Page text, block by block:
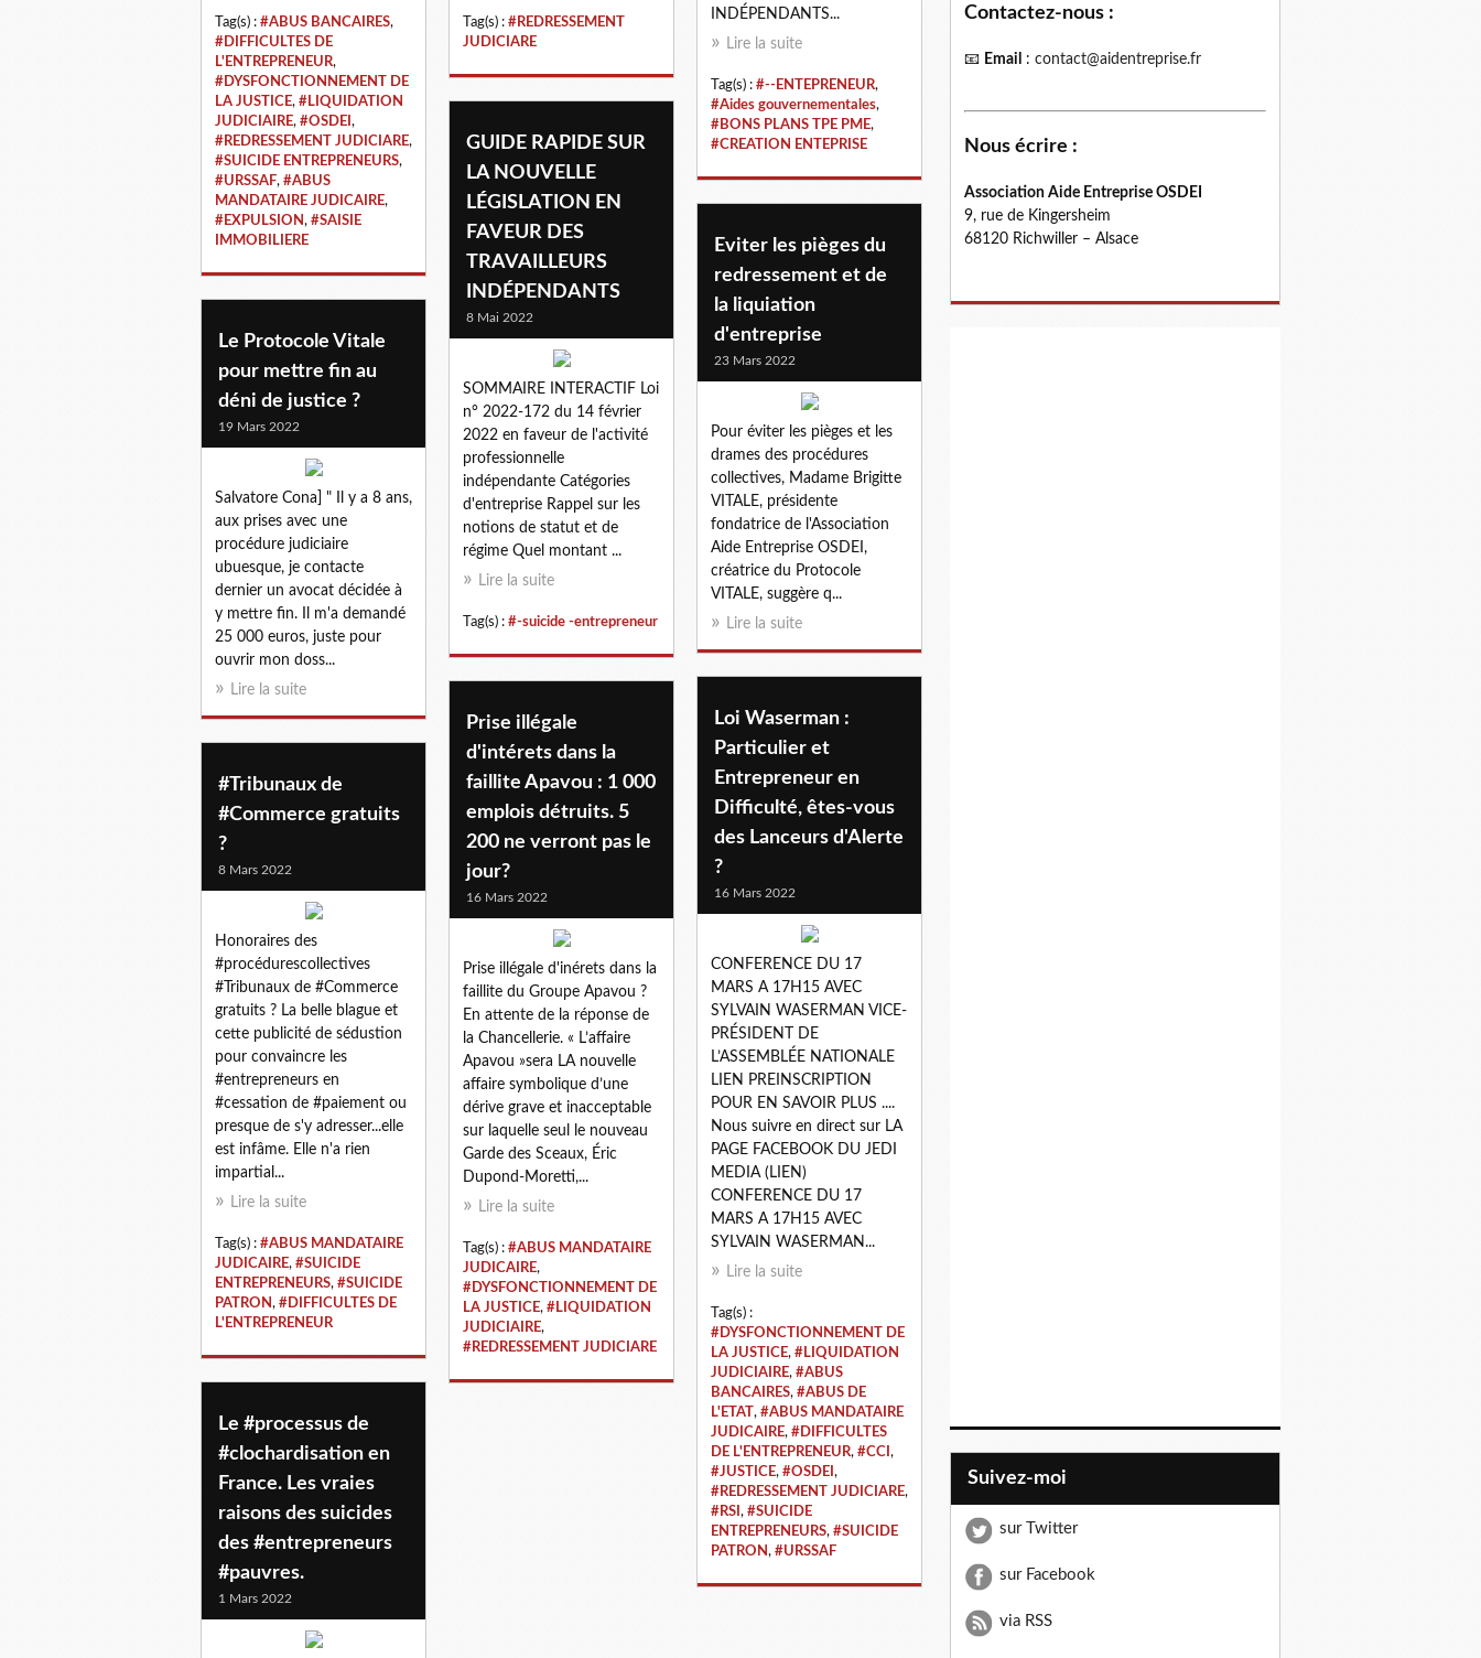
Tag(s) : #ABUS BANCAIRES,
#DIFFICULTES DE
L'ENTREPRENEUR,
#DYSFONCTIONNEMENT DE
LA JUSTICE, #LIQUIDATION
JUDICIAIRE, #OSDEI ,
#REDRESSEMENT JUDICIARE,
#SUICIDE ENTREPRENEURS,
#URSSAF, #ABUS
MANDATAIRE JUDICAIRE,
#EXPULSION, #SAISIE
IMMOBILIERE
Tag(s) : #REDRESSEMENT
JUDICIARE
INDÉPENDANTS...
Lire la suite
Tag(s) : #--ENTEPRENEUR,
#Aides gouvernementales,
#BONS PLANS TPE PME,
#CREATION ENTEPRISE
GUIDE RAPIDE SUR
LA NOUVELLE
LÉGISLATION EN
FAVEUR DES
TRAVAILLEURS
INDÉPENDANTS
8 Mai 2022
SOMMAIRE INTERACTIF Loi
n° 2022-172 du 14 février
2022 en faveur de l'activité
professionnelle
indépendante Catégories
d'entreprise Rappel sur les
notions de statut et de
régime Quel montant ...
Lire la suite
Tag(s) : #-suicide -entrepreneur
Eviter les pièges du
redressement et de
la liquiation
d'entreprise
23 Mars 2022
Pour éviter les pièges et les
drames des procédures
collectives, Madame Brigitte
VITALE, présidente
fondatrice de l'Association
Aide Entreprise OSDEI,
créatrice du Protocole
VITALE, suggère q...
Lire la suite
Le Protocole Vitale
pour mettre fin au
déni de justice ?
19 Mars 2022
Salvatore Cona] " Il y a 8 ans,
aux prises avec une
procédure judiciaire
ubuesque, je contacte
dernier un avocat décidée à
y mettre fin. Il m'a demandé
25 000 euros, juste pour
ouvrir mon doss...
Lire la suite
Loi Waserman :
Particulier et
Entrepreneur en
Difficulté, êtes-vous
des Lanceurs d'Alerte
?
16 Mars 2022
CONFERENCE DU 17
MARS A 17H15 AVEC
SYLVAIN WASERMAN VICE-
PRÉSIDENT DE
L’ASSEMBLÉE NATIONALE
LIEN PREINSCRIPTION
POUR EN SAVOIR PLUS ....
Nous suivre en direct sur LA
PAGE FACEBOOK DU JEDI
MEDIA (LIEN)
CONFERENCE DU 17
MARS A 17H15 AVEC
SYLVAIN WASERMAN...
Lire la suite
Tag(s) :
#DYSFONCTIONNEMENT DE
LA JUSTICE, #LIQUIDATION
JUDICIAIRE, #ABUS
BANCAIRES, #ABUS DE
L'ETAT, #ABUS MANDATAIRE
JUDICAIRE, #DIFFICULTES
DE L'ENTREPRENEUR, #CCI ,
#JUSTICE, #OSDEI ,
#REDRESSEMENT JUDICIARE,
#RSI , #SUICIDE
ENTREPRENEURS, #SUICIDE
PATRON, #URSSAF
Prise illégale
d'intérets dans la
faillite Apavou : 1 000
emplois détruits. 5
200 ne verront pas le
jour?
16 Mars 2022
Prise illégale d'inérets dans la
faillite du Groupe Apavou ?
En attente de la réponse de
la Chancellerie. « L’affaire
Apavou »sera LA nouvelle
affaire symbolique d’une
dérive grave et inacceptable
sur laquelle seul le nouveau
Garde des Sceaux, Éric
Dupond-Moretti,...
Lire la suite
Tag(s) : #ABUS MANDATAIRE
JUDICAIRE,
#DYSFONCTIONNEMENT DE
LA JUSTICE, #LIQUIDATION
JUDICIAIRE,
#REDRESSEMENT JUDICIARE
#Tribunaux de
#Commerce gratuits
?
8 Mars 2022
Honoraires des
#procédurescollectives
#Tribunaux de #Commerce
gratuits ? La belle blague et
cette publicité de sédustion
pour convaincre les
#entrepreneurs en
#cessation de #paiement ou
presque de s'y adresser...elle
est infâme. Elle n'a rien
impartial...
Lire la suite
Tag(s) : #ABUS MANDATAIRE
JUDICAIRE, #SUICIDE
ENTREPRENEURS, #SUICIDE
PATRON, #DIFFICULTES DE
L'ENTREPRENEUR
Le #processus de
#clochardisation en
France. Les vraies
raisons des suicides
des #entrepreneurs
#pauvres.
1 Mars 2022
Contactez-nous :
📧 Email : contact@aidentreprise.fr
Nous écrire :
Association Aide Entreprise OSDEI
9, rue de Kingersheim
68120 Richwiller – Alsace
Suivez-moi
sur Twitter
sur Facebook
via RSS